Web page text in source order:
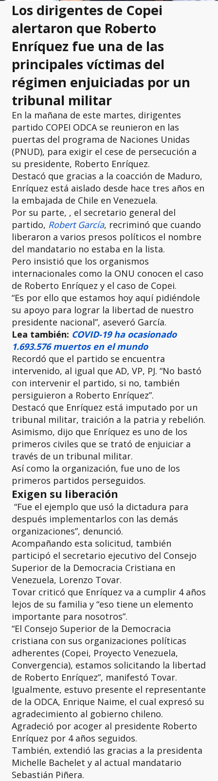
Los dirigentes de Copei
alertaron que Roberto
Enríquez fue una de las
principales víctimas del
régimen enjuiciadas por un
tribunal militar
En la mañana de este martes, dirigentes
partido COPEI ODCA se reunieron en las
puertas del programa de Naciones Unidas
(PNUD), para exigir el cese de persecución a
su presidente, Roberto Enríquez.
Destacó que gracias a la coacción de Maduro,
Enríquez está aislado desde hace tres años en
la embajada de Chile en Venezuela.
Por su parte, , el secretario general del
partido, Robert García, recriminó que cuando
liberaron a varios presos políticos el nombre
del mandatario no estaba en la lista.
Pero insistió que los organismos
internacionales como la ONU conocen el caso
de Roberto Enríquez y el caso de Copei.
“Es por ello que estamos hoy aquí pidiéndole
su apoyo para lograr la libertad de nuestro
presidente nacional”, aseveró García.
Lea también: COVID-19 ha ocasionado
1.693.576 muertos en el mundo
Recordó que el partido se encuentra
intervenido, al igual que AD, VP, PJ. “No bastó
con intervenir el partido, si no, también
persiguieron a Roberto Enríquez”.
Destacó que Enríquez está imputado por un
tribunal militar, traición a la patria y rebelión.
Asimismo, dijo que Enríquez es uno de los
primeros civiles que se trató de enjuiciar a
través de un tribunal militar.
Así como la organización, fue uno de los
primeros partidos perseguidos.
Exigen su liberación
“Fue el ejemplo que usó la dictadura para
después implementarlos con las demás
organizaciones”, denunció.
Acompañando esta solicitud, también
participó el secretario ejecutivo del Consejo
Superior de la Democracia Cristiana en
Venezuela, Lorenzo Tovar.
Tovar criticó que Enríquez va a cumplir 4 años
lejos de su familia y “eso tiene un elemento
importante para nosotros”.
“El Consejo Superior de la Democracia
cristiana con sus organizaciones políticas
adherentes (Copei, Proyecto Venezuela,
Convergencia), estamos solicitando la libertad
de Roberto Enríquez”, manifestó Tovar.
Igualmente, estuvo presente el representante
de la ODCA, Enrique Naime, el cual expresó su
agradecimiento al gobierno chileno.
Agradeció por acoger al presidente Roberto
Enríquez por 4 años seguidos.
También, extendió las gracias a la presidenta
Michelle Bachelet y al actual mandatario
Sebastián Piñera.